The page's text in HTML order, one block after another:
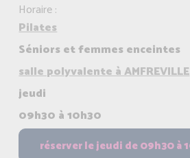
Horaire :
Pilates
Séniors et femmes enceintes
salle polyvalente à AMFREVILLE
jeudi
09h30 à 10h30